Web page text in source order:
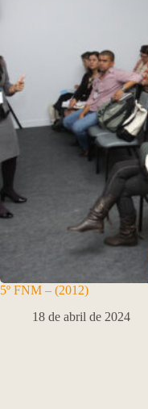
5º FNM – (2012)
18 de abril de 2024